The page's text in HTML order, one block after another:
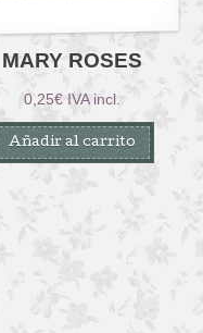
MARY ROSES
0,25€ IVA incl.
Añadir al carrito